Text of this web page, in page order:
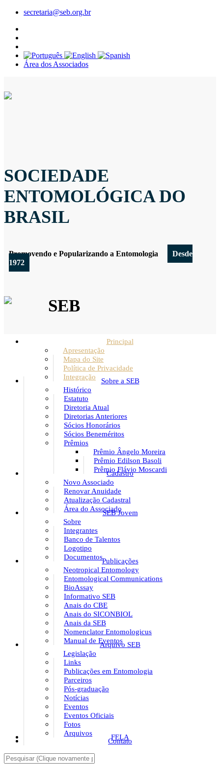
secretaria@seb.org.br
Área dos Associados
SOCIEDADE
ENTOMOLÓGICA DO
BRASIL
Promovendo e Popularizando a Entomologia
Desde
1972
SEB
Principal
Apresentação
Mapa do Site
Política de Privacidade
Integração
Sobre a SEB
Histórico
Estatuto
Diretoria Atual
Diretorias Anteriores
Sócios Honorários
Sócios Beneméritos
Prêmios
Prêmio Ângelo Moreira
Prêmio Edilson Basoli
Prêmio Flávio Moscardi
Cadastro
Novo Associado
Renovar Anuidade
Atualização Cadastral
Área do Associado
SEB Jovem
Sobre
Integrantes
Banco de Talentos
Logotipo
DocumentosPublicações
Neotropical Entomology
Entomological Communications
BioAssay
Informativo SEB
Anais do CBE
Anais do SICONBIOL
Anais da SEB
Nomenclator Entomologicus
Manual de Eventos
Arquivo SEB
Legislação
Links
Publicações em Entomologia
Parceiros
Pós-graduação
Notícias
Eventos
Eventos Oficiais
Fotos
Arquivos
FELA
Contato